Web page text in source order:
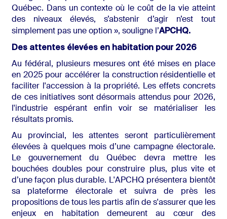
Québec. Dans un contexte où le coût de la vie atteint
des niveaux élevés, s’abstenir d’agir n’est tout
simplement pas une option », souligne l’APCHQ.
Des attentes élevées en habitation pour 2026
Au fédéral, plusieurs mesures ont été mises en place
en 2025 pour accélérer la construction résidentielle et
faciliter l'accession à la propriété. Les effets concrets
de ces initiatives sont désormais attendus pour 2026,
l'industrie espérant enfin voir se matérialiser les
résultats promis.
Au provincial, les attentes seront particulièrement
élevées à quelques mois d’une campagne électorale.
Le gouvernement du Québec devra mettre les
bouchées doubles pour construire plus, plus vite et
d’une façon plus durable. L'APCHQ présentera bientôt
sa plateforme électorale et suivra de près les
propositions de tous les partis afin de s'assurer que les
enjeux en habitation demeurent au cœur des